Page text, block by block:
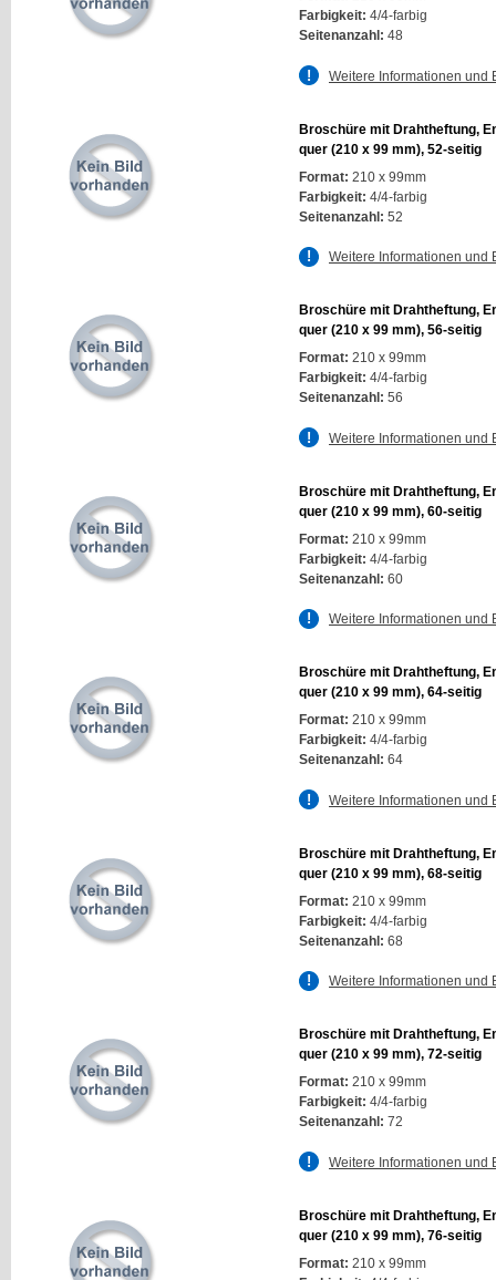
Farbigkeit: 4/4-farbig
Seitenanzahl: 48
Weitere Informationen und
Broschüre mit Drahtheftung,
quer (210 x 99 mm), 52-seitig
Format: 210 x 99mm
Farbigkeit: 4/4-farbig
Seitenanzahl: 52
Weitere Informationen und
Broschüre mit Drahtheftung,
quer (210 x 99 mm), 56-seitig
Format: 210 x 99mm
Farbigkeit: 4/4-farbig
Seitenanzahl: 56
Weitere Informationen und
Broschüre mit Drahtheftung,
quer (210 x 99 mm), 60-seitig
Format: 210 x 99mm
Farbigkeit: 4/4-farbig
Seitenanzahl: 60
Weitere Informationen und
Broschüre mit Drahtheftung,
quer (210 x 99 mm), 64-seitig
Format: 210 x 99mm
Farbigkeit: 4/4-farbig
Seitenanzahl: 64
Weitere Informationen und
Broschüre mit Drahtheftung,
quer (210 x 99 mm), 68-seitig
Format: 210 x 99mm
Farbigkeit: 4/4-farbig
Seitenanzahl: 68
Weitere Informationen und
Broschüre mit Drahtheftung,
quer (210 x 99 mm), 72-seitig
Format: 210 x 99mm
Farbigkeit: 4/4-farbig
Seitenanzahl: 72
Weitere Informationen und
Broschüre mit Drahtheftung,
quer (210 x 99 mm), 76-seitig
Format: 210 x 99mm